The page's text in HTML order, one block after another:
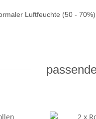
Luftfeuchte (50 -